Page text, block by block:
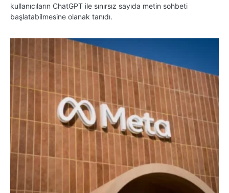
kullanıcıların ChatGPT ile sınırsız sayıda metin sohbeti
başlatabilmesine olanak tanıdı.